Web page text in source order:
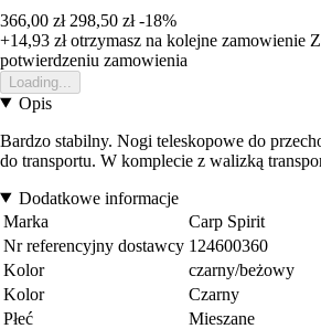
366,00 zł 298,50 zł -18%
+14,93 złotrzymasz na kolejne zamowienie
potwierdzeniu zamowienia
Loading...
Opis
Bardzo stabilny. Nogi teleskopowe do
do transportu. W komplecie z walizką
Dodatkowe informacje
Marka
Carp Spirit
Nr referencyjny dostawcy 124600360
Kolor
czarny/beżowy
Kolor
Czarny
Płeć
Mieszane